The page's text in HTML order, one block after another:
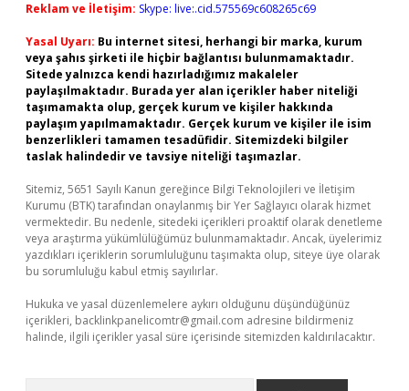
Reklam ve İletişim: Skype: live:.cid.575569c608265c69
Yasal Uyarı: Bu internet sitesi, herhangi bir marka, kurum
veya şahıs şirketi ile hiçbir bağlantısı bulunmamaktadır.
Sitede yalnızca kendi hazırladığımız makaleler
paylaşılmaktadır. Burada yer alan içerikler haber niteliği
taşımamakta olup, gerçek kurum ve kişiler hakkında
paylaşım yapılmamaktadır. Gerçek kurum ve kişiler ile isim
benzerlikleri tamamen tesadüfidir. Sitemizdeki bilgiler
taslak halindedir ve tavsiye niteliği taşımazlar.
Sitemiz, 5651 Sayılı Kanun gereğince Bilgi Teknolojileri ve İletişim
Kurumu (BTK) tarafından onaylanmış bir Yer Sağlayıcı olarak hizmet
vermektedir. Bu nedenle, sitedeki içerikleri proaktif olarak denetleme
veya araştırma yükümlülüğümüz bulunmamaktadır. Ancak, üyelerimiz
yazdıkları içeriklerin sorumluluğunu taşımakta olup, siteye üye olarak
bu sorumluluğu kabul etmiş sayılırlar.
Hukuka ve yasal düzenlemelere aykırı olduğunu düşündüğünüz
içerikleri, backlinkpanelicomtr@gmail.com adresine bildirmeniz
halinde, ilgili içerikler yasal süre içerisinde sitemizden kaldırılacaktır.